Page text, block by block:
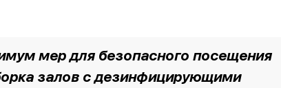
мер для безопасного посещения
залов с дезинфицирующими